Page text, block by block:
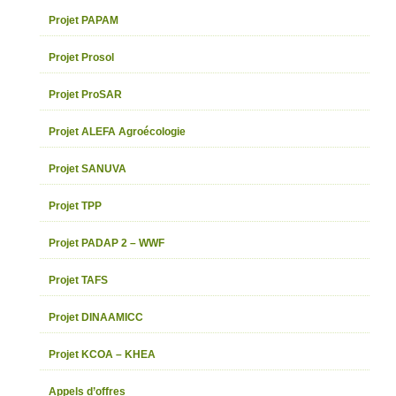
Projet PAPAM
Projet Prosol
Projet ProSAR
Projet ALEFA Agroécologie
Projet SANUVA
Projet TPP
Projet PADAP 2 – WWF
Projet TAFS
Projet DINAAMICC
Projet KCOA – KHEA
Appels d’offres